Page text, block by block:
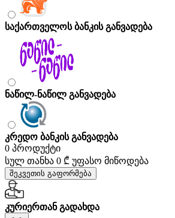
საქართველოს ბანკის განვადება
ნაწილ-ნაწილ განვადება
კრედო ბანკის განვადება
0 პროდუქტი
სულ თანხა 0 ₾ უფასო მიწოდება
შეკვეთის გაფორმება
კურიერთან გადახდა